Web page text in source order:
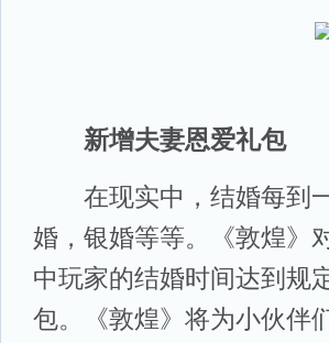
新增夫妻恩爱礼包
在现实中，结婚每到一
婚，银婚等等。《敦煌》
中玩家的结婚时间达到规
包。《敦煌》将为小伙伴